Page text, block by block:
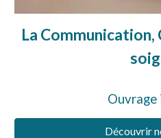
La Communication,
Découvrir